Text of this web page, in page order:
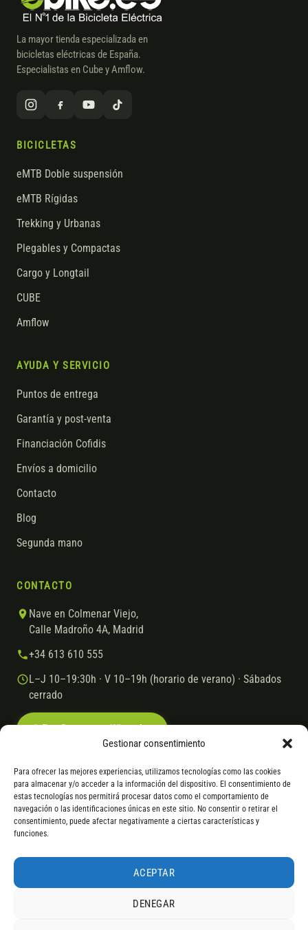
Gestionar consentimiento
Para ofrecer las mejores experiencias, utilizamos tecnologías como las cookies
para almacenar y/o acceder a la información del dispositivo. El consentimiento de
estas tecnologías nos permitirá procesar datos como el comportamiento de
navegación o las identificaciones únicas en este sitio. No consentir o retirar el
consentimiento, puede afectar negativamente a ciertas características y
funciones.
ACEPTAR
DENEGAR
La mayor tienda especializada en
bicicletas eléctricas de España.
Especialistas en Cube y Amflow.
BICICLETAS
eMTB Doble suspensión
eMTB Rígidas
Trekking y Urbanas
Plegables y Compactas
Cargo y Longtail
CUBE
Amflow
AYUDA Y SERVICIO
Puntos de entrega
Garantía y post-venta
Financiación Cofidis
Envíos a domicilio
Contacto
Blog
Segunda mano
CONTACTO
Nave en Colmenar Viejo,
Calle Madroño 4A, Madrid
+34 613 610 555
L–J 10–19:30h · V 10–19h (horario de verano) · Sábados
cerrado
© 2026 Ebike.esAviso legal Política de cookies
VISA Mastercard Transferencia Cofidis
* Financiación instantánea con Cofidis hasta 6.000 € sin intereses.
Gasto de apertura: 4% hasta 18 meses y 7% a 24 meses. Consulta
* Los modelos con entrega inmediata se envían 24 h laborables tras el